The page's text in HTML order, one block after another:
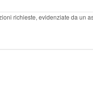
richieste, evidenziate da un